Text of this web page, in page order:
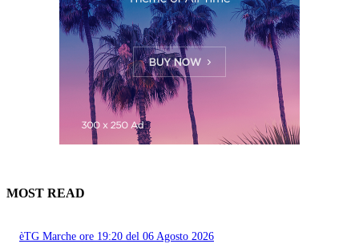
MOST READ
èTG Marche ore 19:20 del 06 Agosto 2026